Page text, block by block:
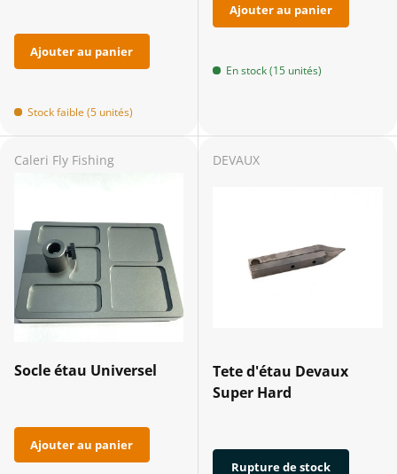
Ajouter au panier
Stock faible (5 unités)
Ajouter au panier
En stock (15 unités)
Caleri Fly Fishing
Socle étau Universel
Ajouter au panier
DEVAUX
Tete d'étau Devaux
Super Hard
Rupture de stock